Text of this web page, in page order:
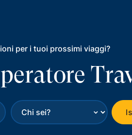
per i tuoi prossimi viaggi?
⌄